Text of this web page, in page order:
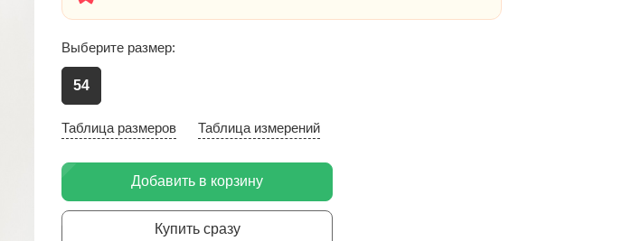
Выберите размер:
54
Таблица размеров Таблица измерений
Добавить в корзину
Купить сразу